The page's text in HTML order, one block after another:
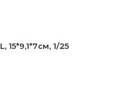
15*9,1*7см, 1/25